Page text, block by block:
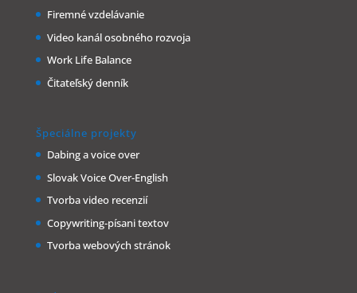
Firemné vzdelávanie
Video kanál osobného rozvoja
Work Life Balance
Čitateľský denník
Špeciálne projekty
Dabing a voice over
Slovak Voice Over-English
Tvorba video recenzií
Copywriting-písani textov
Tvorba webových stránok